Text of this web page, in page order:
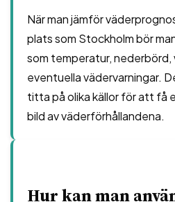
När man jämför
plats som Stockholm bör
som temperatur,
eventuella vädervarningar.
titta på olika källor för att få
bild av väderförhållandena.
Hur kan man